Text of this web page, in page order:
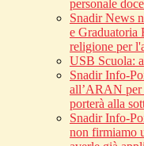
personale
Snadir News
e Graduatoria
religione per
USB Scuola:
Snadir Info-
all’ARAN per
porterà alla
Snadir Info-
non firmiamo